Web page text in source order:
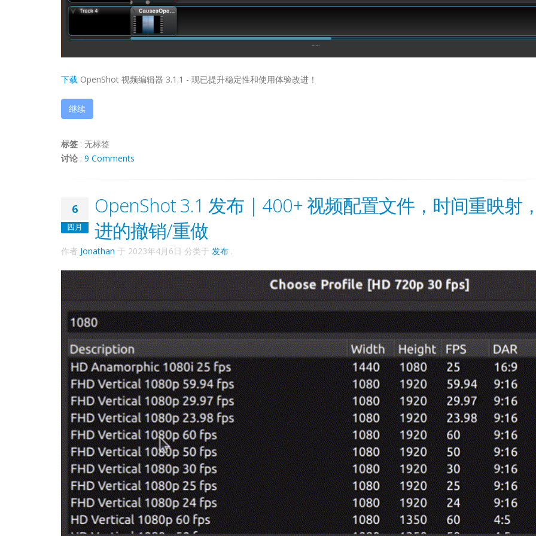
下载 OpenShot 视频编辑器 3.1.1 - 现已提升稳定性和使用体验改进！
继续
标签 : 无标签
讨论 : 9 Comments
6
四月
OpenShot 3.1 发布 | 400+ 视频配置文件，时间重映射
进的撤销/重做
作者 Jonathan 于 2023年4月6日 分类于 发布 .